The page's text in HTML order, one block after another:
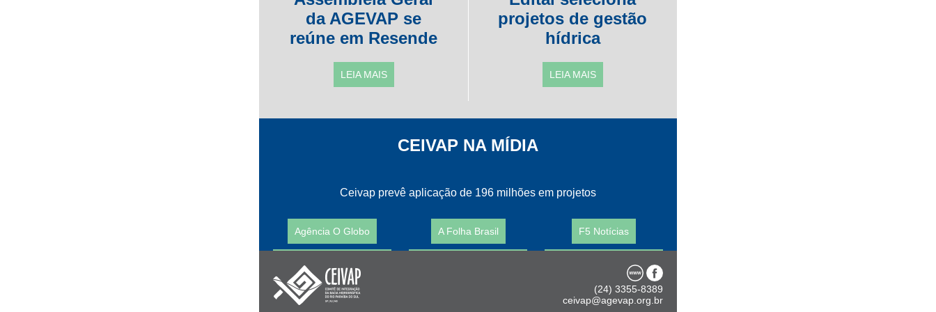
da AGEVAP se
reúne em Resende
LEIA MAIS
projetos de gestão
hídrica
LEIA MAIS
CEIVAP NA MÍDIA
Ceivap prevê aplicação de 196 milhões em projetos
Agência O Globo A Folha Brasil F5 Notícias
(24) 3355-8389
ceivap@agevap.org.br